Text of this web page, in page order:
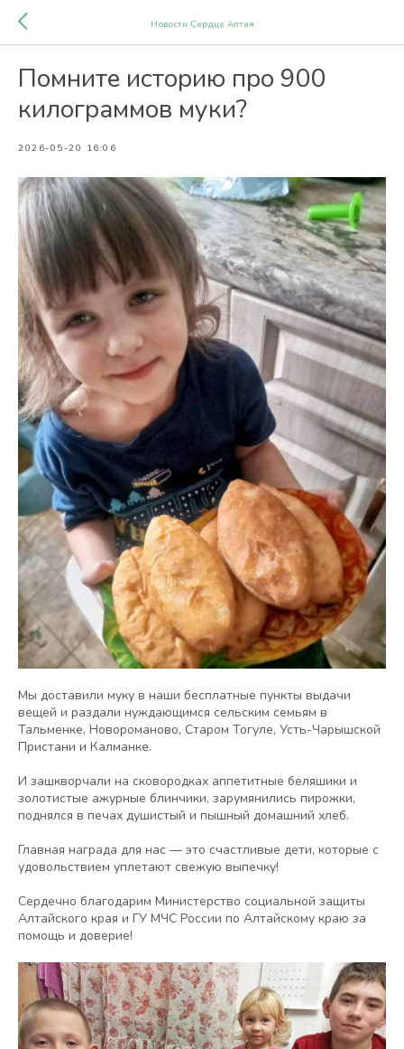
Новости Сердце Алтая
Помните историю про 900
килограммов муки?
2026-05-20 16:06
Мы доставили муку в наши бесплатные пункты выдачи
вещей и раздали нуждающимся сельским семьям в
Тальменке, Новороманово, Старом Тогуле, Усть-Чарышской
Пристани и Калманке.
И зашкворчали на сковородках аппетитные беляшики и
золотистые ажурные блинчики, зарумянились пирожки,
поднялся в печах душистый и пышный домашний хлеб.
Главная награда для нас — это счастливые дети, которые с
удовольствием уплетают свежую выпечку!
Сердечно благодарим Министерство социальной защиты
Алтайского края и ГУ МЧС России по Алтайскому краю за
помощь и доверие!